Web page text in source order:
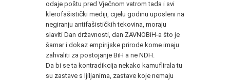
odaje poštu pred Vječnom vatrom tada i svi
klerofašistički mediji, cijelu godinu uposleni na
negiranju antifašističkih tekovina, moraju
slaviti Dan državnosti, dan ZAVNOBiH-a što je
šamar i dokaz empirijske prirode kome imaju
zahvaliti za postojanje BiH a ne NDH.
Da bi se ta kontradikcija nekako kamuflirala tu
su zastave s ljiljanima, zastave koje nemaju